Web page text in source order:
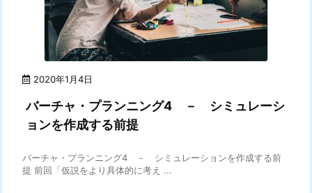
2020年1月4日
バーチャ・プランニング4 － シミュレーシ
ョンを作成する前提
バーチャ・プランニング4 － シミュレーションを作成する前
提 前回「仮説をより具体的に考え ...